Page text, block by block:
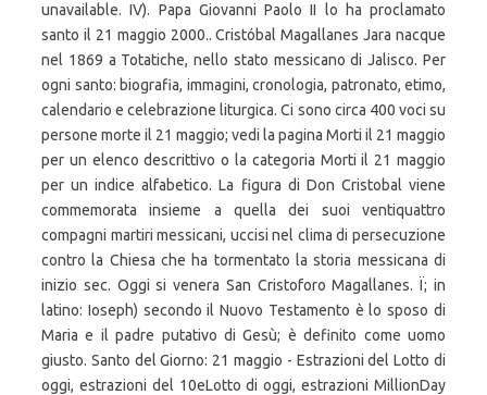
unavailable. IV). Papa Giovanni Paolo II lo ha proclamato
santo il 21 maggio 2000.. Cristóbal Magallanes Jara nacque
nel 1869 a Totatiche, nello stato messicano di Jalisco. Per
ogni santo: biografia, immagini, cronologia, patronato, etimo,
calendario e celebrazione liturgica. Ci sono circa 400 voci su
persone morte il 21 maggio; vedi la pagina Morti il 21 maggio
per un elenco descrittivo o la categoria Morti il 21 maggio
per un indice alfabetico. La figura di Don Cristobal viene
commemorata insieme a quella dei suoi ventiquattro
compagni martiri messicani, uccisi nel clima di persecuzione
contro la Chiesa che ha tormentato la storia messicana di
inizio sec. Oggi si venera San Cristoforo Magallanes. Ï; in
latino: Ioseph) secondo il Nuovo Testamento è lo sposo di
Maria e il padre putativo di Gesù; è definito come uomo
giusto. Santo del Giorno: 21 maggio - Estrazioni del Lotto di
oggi, estrazioni del 10eLotto di oggi, estrazioni MillionDay